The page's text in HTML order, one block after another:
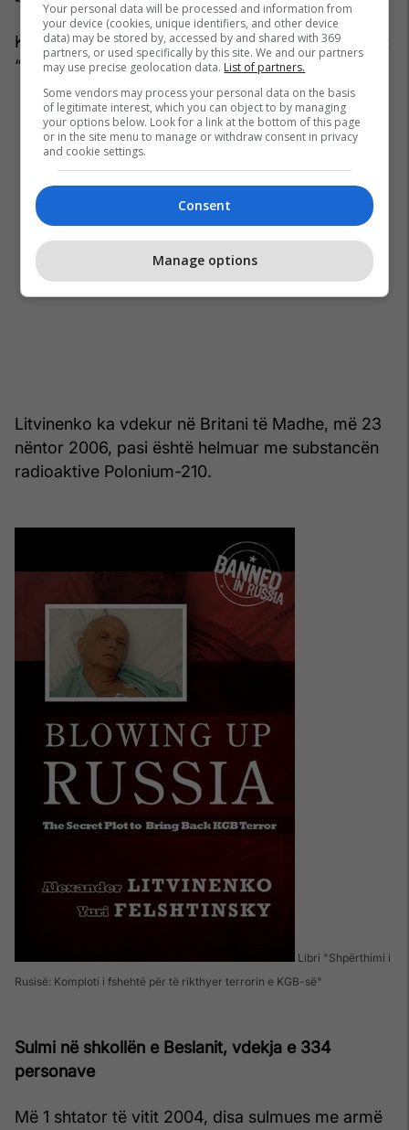
Ky libër është i ndaluar në Rusi, pasi konsiderohet
“material ekstremist”.
Litvinenko ka vdekur në Britani të Madhe, më 23
nëntor 2006, pasi është helmuar me substancën
radioaktive Polonium-210.
Libri "Shpërthimi i
Rusisë: Komploti i fshehtë për të rikthyer terrorin e KGB-së"
Sulmi në shkollën e Beslanit, vdekja e 334
personave
Më 1 shtator të vitit 2004, disa sulmues me armë
Your personal data will be processed and information from
your device (cookies, unique identifiers, and other device
data) may be stored by, accessed by and shared with 369
partners, or used specifically by this site. We and our partners
may use precise geolocation data. List of partners.
Some vendors may process your personal data on the basis
of legitimate interest, which you can object to by managing
your options below. Look for a link at the bottom of this page
or in the site menu to manage or withdraw consent in privacy
and cookie settings.
Consent
Manage options